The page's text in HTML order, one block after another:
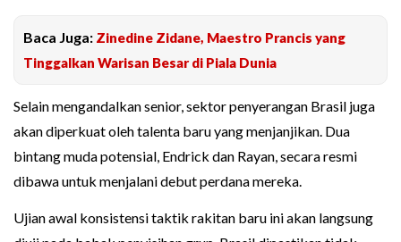
Baca Juga: Zinedine Zidane, Maestro Prancis yang
Tinggalkan Warisan Besar di Piala Dunia
Selain mengandalkan senior, sektor penyerangan Brasil juga
akan diperkuat oleh talenta baru yang menjanjikan. Dua
bintang muda potensial, Endrick dan Rayan, secara resmi
dibawa untuk menjalani debut perdana mereka.
Ujian awal konsistensi taktik rakitan baru ini akan langsung